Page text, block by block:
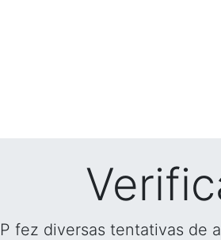
fez diversas tentativas de